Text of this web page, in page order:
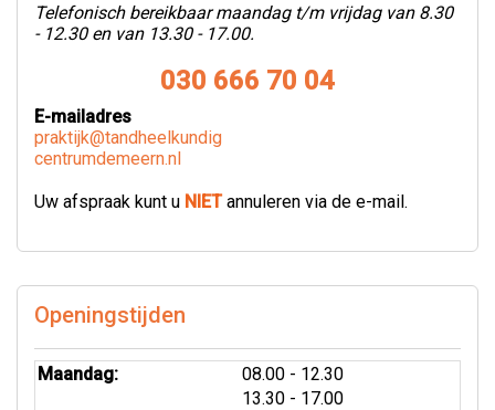
Telefonisch bereikbaar maandag t/m vrijdag van 8.30
- 12.30 en van 13.30 - 17.00.
030 666 70 04
E-mailadres
praktijk@tandheelkundig
centrumdemeern.nl
Uw afspraak kunt u NIETannuleren via de e-mail.
Openingstijden
Maandag: 08.00 tot
- 12.30
13.30 tot
- 17.00